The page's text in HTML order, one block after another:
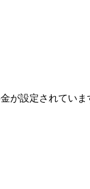
が設定されていま